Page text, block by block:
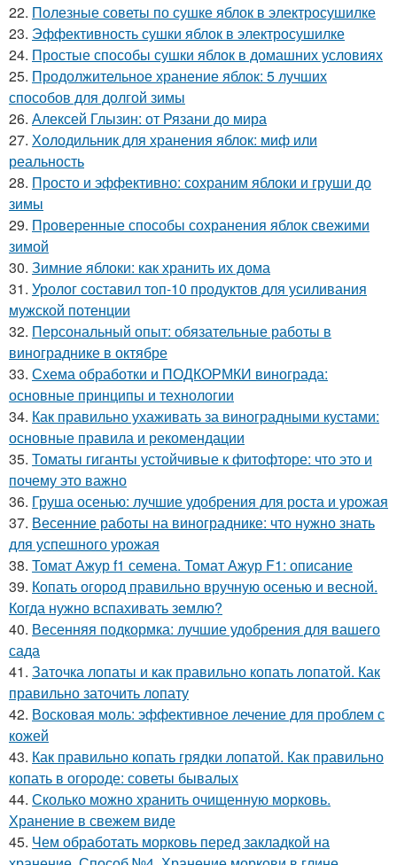
22. Полезные советы по сушке яблок в электросушилке
23. Эффективность сушки яблок в электросушилке
24. Простые способы сушки яблок в домашних условиях
25. Продолжительное хранение яблок: 5 лучших
способов для долгой зимы
26. Алексей Глызин: от Рязани до мира
27. Холодильник для хранения яблок: миф или
реальность
28. Просто и эффективно: сохраним яблоки и груши до
зимы
29. Проверенные способы сохранения яблок свежими
зимой
30. Зимние яблоки: как хранить их дома
31. Уролог составил топ-10 продуктов для усиливания
мужской потенции
32. Персональный опыт: обязательные работы в
винограднике в октябре
33. Схема обработки и ПОДКОРМКИ винограда:
основные принципы и технологии
34. Как правильно ухаживать за виноградными кустами:
основные правила и рекомендации
35. Томаты гиганты устойчивые к фитофторе: что это и
почему это важно
36. Груша осенью: лучшие удобрения для роста и урожая
37. Весенние работы на винограднике: что нужно знать
для успешного урожая
38. Томат Ажур f1 семена. Томат Ажур F1: описание
39. Копать огород правильно вручную осенью и весной.
Когда нужно вспахивать землю?
40. Весенняя подкормка: лучшие удобрения для вашего
сада
41. Заточка лопаты и как правильно копать лопатой. Как
правильно заточить лопату
42. Восковая моль: эффективное лечение для проблем с
кожей
43. Как правильно копать грядки лопатой. Как правильно
копать в огороде: советы бывалых
44. Сколько можно хранить очищенную морковь.
Хранение в свежем виде
45. Чем обработать морковь перед закладкой на